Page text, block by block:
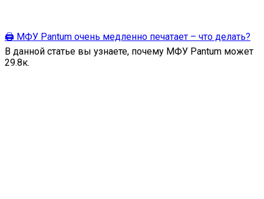
🖨️ МФУ Pantum очень медленно печатает – что делать?
В данной статье вы узнаете, почему МФУ Pantum может
29.8к.